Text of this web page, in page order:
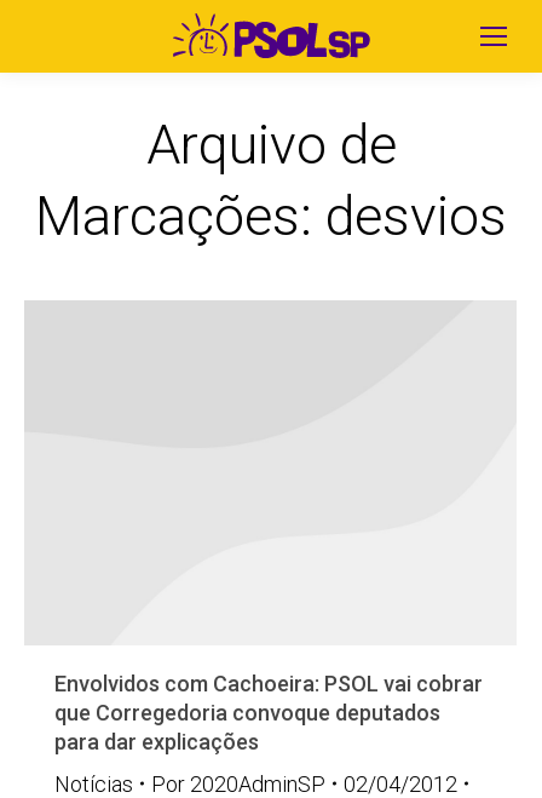
Arquivo de
Marcações: desvios
Envolvidos com Cachoeira: PSOL vai cobrar
que Corregedoria convoque deputados
para dar explicações
Notícias
Por 2020AdminSP
02/04/2012